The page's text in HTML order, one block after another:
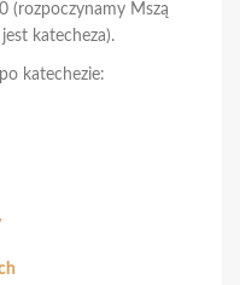
(rozpoczynamy Mszą
katecheza).
katechezie: